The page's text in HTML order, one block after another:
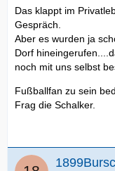
Das klappt im
Gespräch.
Aber es wurden ja
Dorf
noch mit uns selbst
Fußballfan zu sein
Frag die Schalker.